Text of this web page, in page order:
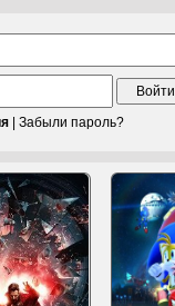
Войти
Забыли пароль?